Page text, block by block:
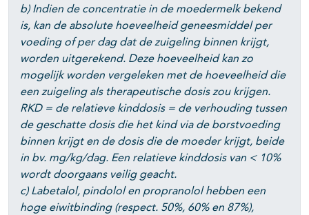
b) Indien de concentratie in de moedermelk bekend
is, kan de absolute hoeveelheid geneesmiddel per
voeding of per dag dat de zuigeling binnen krijgt,
worden uitgerekend. Deze hoeveelheid kan zo
mogelijk worden vergeleken met de hoeveelheid die
een zuigeling als therapeutische dosis zou krijgen.
RKD = de relatieve kinddosis = de verhouding tussen
de geschatte dosis die het kind via de borstvoeding
binnen krijgt en de dosis die de moeder krijgt, beide
in bv. mg/kg/dag. Een relatieve kinddosis van < 10%
wordt doorgaans veilig geacht.
c) Labetalol, pindolol en propranolol hebben een
hoge eiwitbinding (respect. 50%, 60% en 87%),